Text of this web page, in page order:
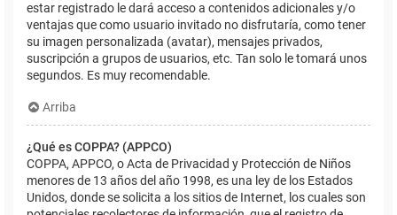
estar registrado le dará acceso a contenidos adicionales y/o
ventajas que como usuario invitado no disfrutaría, como tener
su imagen personalizada (avatar), mensajes privados,
suscripción a grupos de usuarios, etc. Tan solo le tomará unos
segundos. Es muy recomendable.
Arriba
¿Qué es COPPA? (APPCO)
COPPA, APPCO, o Acta de Privacidad y Protección de Niños
menores de 13 años del año 1998, es una ley de los Estados
Unidos, donde se solicita a los sitios de Internet, los cuales son